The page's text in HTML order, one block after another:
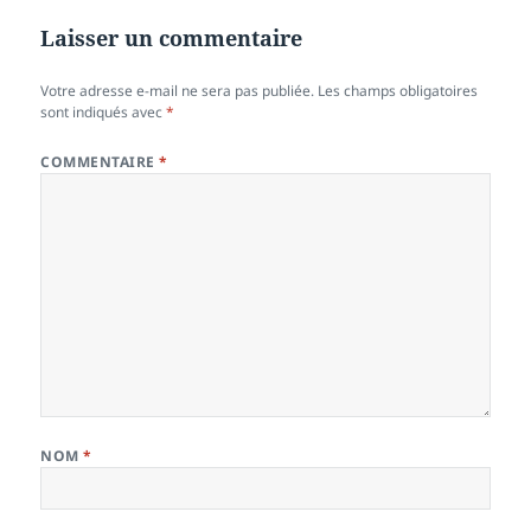
Laisser un commentaire
Votre adresse e-mail ne sera pas publiée. Les champs obligatoires
sont indiqués avec*
COMMENTAIRE*
NOM*